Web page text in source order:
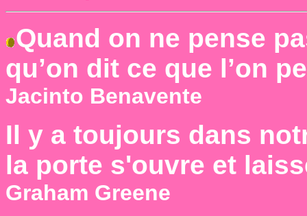
Quand on ne pense
qu’on dit ce que l’on
Jacinto Benavente
Il y a toujours dans
la porte s'ouvre et
Graham Greene